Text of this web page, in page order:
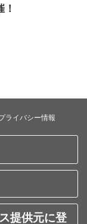
ライバシー情報
提供元に登